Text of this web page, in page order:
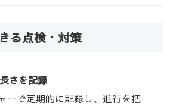
る点検・対策
さを記録
ーで定期的に記録し、進行を把